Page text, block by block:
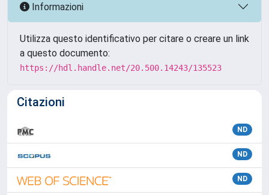
Informazioni
Utilizza questo identificativo per citare o creare un link
a questo documento:
https://hdl.handle.net/20.500.14243/135523
Citazioni
ND
ND
ND